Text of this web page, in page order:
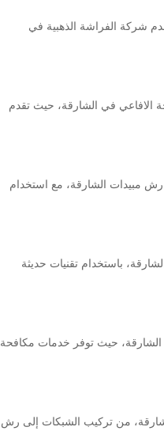
شركة الفراشة الذهبية في
الافاعي في الشارقة، حيث تقدم
مبيدات الشارقة، مع استخدام
باستخدام تقنيات حديثة
حيث توفر خدمات مكافحة
من تركيب الشبكات إلى رش